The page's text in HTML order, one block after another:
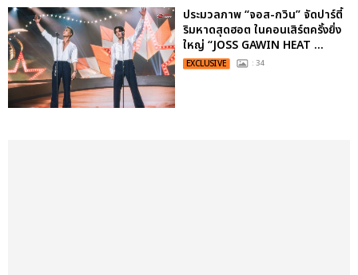
ประมวลภาพ “จอส-กวิน” จัดปาร์ตี้
ริมหาดสุดฮอต ในคอนเสิร์ตครั้งยิ่ง
ใหญ่ “JOSS GAWIN HEAT ...
EXCLUSIVE : 34